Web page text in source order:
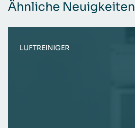
Ähnliche Neuigkeiten
LUFTREINIGER